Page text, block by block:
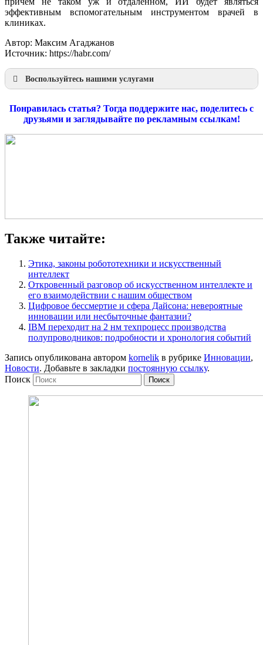
эффективным вспомогательным инструментом врачей в
клиниках.
Автор: Максим Агаджанов
Источник: https://habr.com/
Воспользуйтесь нашими услугами
Презентации по направлениям
Инжиниринг
Консалтинг
Металлообработка
Понравилась статья? Тогда поддержите нас, поделитесь с
друзьями и заглядывайте по рекламным ссылкам!
Также читайте:
Этика, законы робототехники и искусственный
интеллект
Откровенный разговор об искусственном интеллекте и
его взаимодействии с нашим обществом
Цифровое бессмертие и сфера Дайсона: невероятные
инновации или несбыточные фантазии?
IBM переходит на 2 нм техпроцесс производства
полупроводников: подробности и хронология событий
Запись опубликована автором kornelik в рубрике Инновации,
Новости. Добавьте в закладки постоянную ссылку.
Поиск